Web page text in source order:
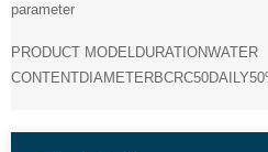
parameter
PRODUCT MODELDURATIONWATER